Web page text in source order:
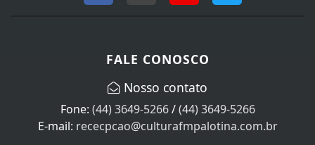
(44) 3649-5266/(44) 3649-5266
rececpcao@culturafmpalotina.com.br
Horário de atendimento